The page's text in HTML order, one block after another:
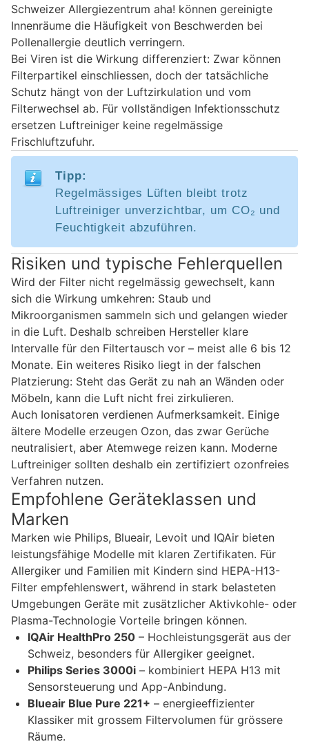
Schweizer Allergiezentrum aha! können gereinigte
Innenräume die Häufigkeit von Beschwerden bei
Pollenallergie deutlich verringern.
Bei Viren ist die Wirkung differenziert: Zwar können
Filterpartikel einschliessen, doch der tatsächliche
Schutz hängt von der Luftzirkulation und vom
Filterwechsel ab. Für vollständigen Infektionsschutz
ersetzen Luftreiniger keine regelmässige
Frischluftzufuhr.
Tipp:
Regelmässiges Lüften bleibt trotz
Luftreiniger unverzichtbar, um CO₂ und
Feuchtigkeit abzuführen.
Risiken und typische Fehlerquellen
Wird der Filter nicht regelmässig gewechselt, kann
sich die Wirkung umkehren: Staub und
Mikroorganismen sammeln sich und gelangen wieder
in die Luft. Deshalb schreiben Hersteller klare
Intervalle für den Filtertausch vor – meist alle 6 bis 12
Monate. Ein weiteres Risiko liegt in der falschen
Platzierung: Steht das Gerät zu nah an Wänden oder
Möbeln, kann die Luft nicht frei zirkulieren.
Auch Ionisatoren verdienen Aufmerksamkeit. Einige
ältere Modelle erzeugen Ozon, das zwar Gerüche
neutralisiert, aber Atemwege reizen kann. Moderne
Luftreiniger sollten deshalb ein zertifiziert ozonfreies
Verfahren nutzen.
Empfohlene Geräteklassen und
Marken
Marken wie Philips, Blueair, Levoit und IQAir bieten
leistungsfähige Modelle mit klaren Zertifikaten. Für
Allergiker und Familien mit Kindern sind HEPA-H13-
Filter empfehlenswert, während in stark belasteten
Umgebungen Geräte mit zusätzlicher Aktivkohle- oder
Plasma-Technologie Vorteile bringen können.
IQAir HealthPro 250 – Hochleistungsgerät aus der
Schweiz, besonders für Allergiker geeignet.
Philips Series 3000i – kombiniert HEPA H13 mit
Sensorsteuerung und App-Anbindung.
Blueair Blue Pure 221+ – energieeffizienter
Klassiker mit grossem Filtervolumen für grössere
Räume.